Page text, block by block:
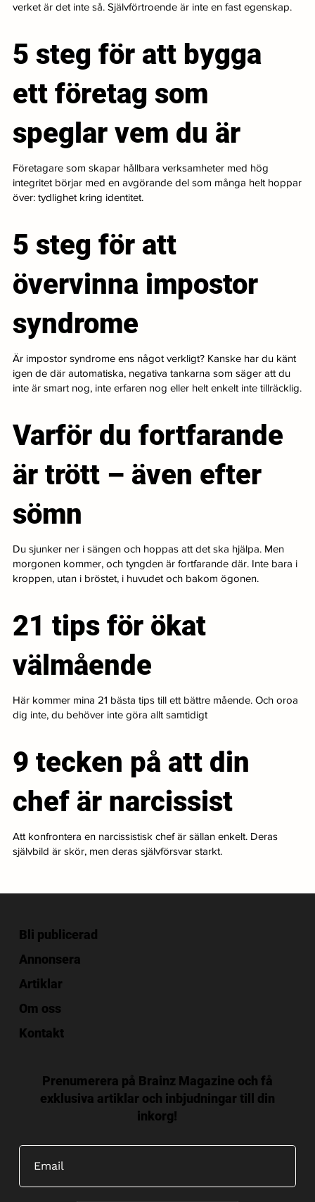
verket är det inte så. Självförtroende är inte en fast egenskap.
5 steg för att bygga
ett företag som
speglar vem du är
Företagare som skapar hållbara verksamheter med hög
integritet börjar med en avgörande del som många helt hoppar
över: tydlighet kring identitet.
5 steg för att
övervinna impostor
syndrome
Är impostor syndrome ens något verkligt? Kanske har du känt
igen de där automatiska, negativa tankarna som säger att du
inte är smart nog, inte erfaren nog eller helt enkelt inte tillräcklig.
Varför du fortfarande
är trött – även efter
sömn
Du sjunker ner i sängen och hoppas att det ska hjälpa. Men
morgonen kommer, och tyngden är fortfarande där. Inte bara i
kroppen, utan i bröstet, i huvudet och bakom ögonen.
21 tips för ökat
välmående
Här kommer mina 21 bästa tips till ett bättre mående. Och oroa
dig inte, du behöver inte göra allt samtidigt
9 tecken på att din
chef är narcissist
Att konfrontera en narcissistisk chef är sällan enkelt. Deras
självbild är skör, men deras självförsvar starkt.
Bli publicerad
Annonsera
Artiklar
Om oss
Kontakt
Prenumerera på Brainz Magazine och få
exklusiva artiklar och inbjudningar till din
inkorg!